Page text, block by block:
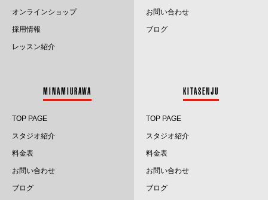
2024.3
2023.11
2023.10
2023.9
オンラインショップ
採用情報
レッスン紹介
お問い合わせ
ブログ
MINAMIURAWA
TOP PAGE
スタジオ紹介
料金表
お問い合わせ
ブログ
KITASENJU
TOP PAGE
スタジオ紹介
料金表
お問い合わせ
ブログ